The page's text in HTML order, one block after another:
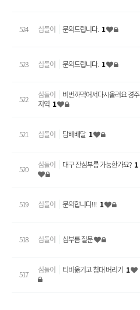
524 심돌이 문의드립니다. 1
523 심돌이 문의드립니다. 1
522 심돌이
비번까먹어서다시올려요 경주
지역 1
521 심돌이 담배배달 1
520 심돌이 대구 잔심부름 가능한가요? 1
519 심돌이 문의합니다!!! 1
518 심돌이 심부름 질문
517 심돌이 티비옮기고 침대 버리기 1